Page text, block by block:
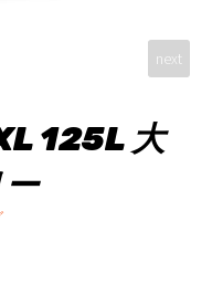
next
125L 大